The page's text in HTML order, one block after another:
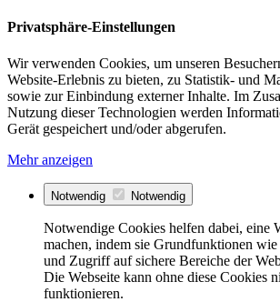
Privatsphäre-Einstellungen
Wir verwenden Cookies, um unseren
Website-Erlebnis zu bieten, zu Statistik- und
sowie zur Einbindung externer Inhalte. Im
Nutzung dieser Technologien werden
Gerät gespeichert und/oder abgerufen.
Mehr anzeigen
Notwendig Notwendig
Notwendige Cookies helfen dabei, eine
machen, indem sie Grundfunktionen
und Zugriff auf sichere Bereiche der
Die Webseite kann ohne diese Cookies
funktionieren.